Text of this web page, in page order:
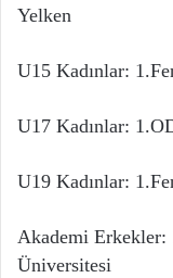
Yelken
U15 Kadınlar:
U17 Kadınlar:
U19 Kadınlar:
Akademi
Üniversitesi